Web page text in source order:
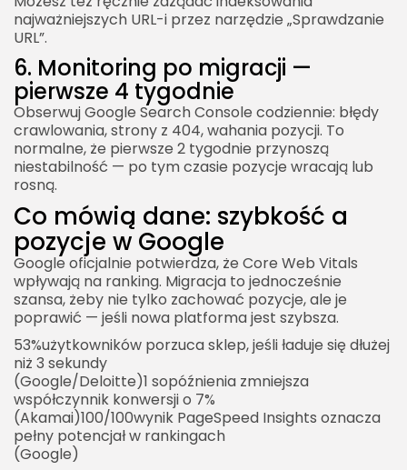
najważniejszych URL-i przez narzędzie „Sprawdzanie
URL”.
6. Monitoring po migracji —
pierwsze 4 tygodnie
Obserwuj Google Search Console codziennie: błędy
crawlowania, strony z 404, wahania pozycji. To
normalne, że pierwsze 2 tygodnie przynoszą
niestabilność — po tym czasie pozycje wracają lub
rosną.
Co mówią dane: szybkość a
pozycje w Google
Google oficjalnie potwierdza, że Core Web Vitals
wpływają na ranking. Migracja to jednocześnie
szansa, żeby nie tylko zachować pozycje, ale je
poprawić — jeśli nowa platforma jest szybsza.
53%użytkowników porzuca sklep, jeśli ładuje się dłużej
niż 3 sekundy
(Google/Deloitte)1 sopóźnienia zmniejsza
współczynnik konwersji o 7%
(Akamai)100/100wynik PageSpeed Insights oznacza
pełny potencjał w rankingach
(Google)